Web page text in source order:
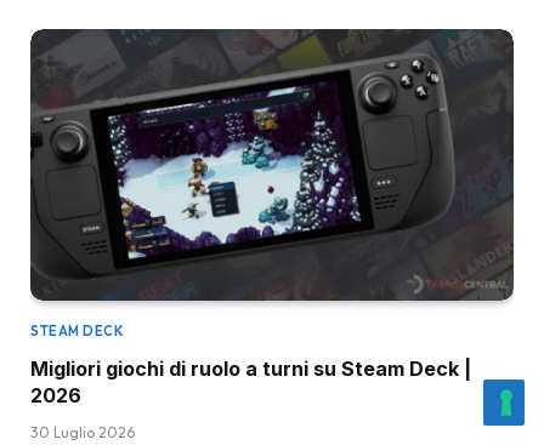
STEAM DECK
Migliori giochi di ruolo a turni su Steam Deck |
2026
30 Luglio 2026